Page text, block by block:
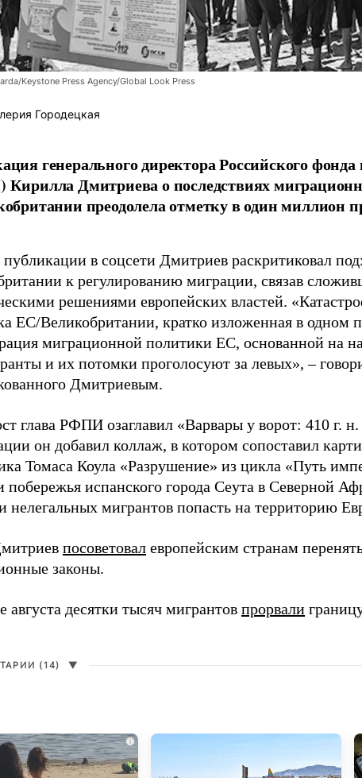
Keystone Press Agency/Global Look Press
Городецкая
генерального директора Российского
Дмитриева о последствиях
преодолела отметку в один миллион
публикации в соцсети Дмитриев раскритиковал
к регулированию миграции, связав
решениями европейских властей.
ЕС/Великобритании, кратко изложенная в одном
миграционной политики ЕС, основанной на
и их потомки проголосуют за левых», –
Дмитриевым.
глава РФПИ озаглавил «Варвары у ворот: 410 г.
он добавил коллаж, в котором сопоставил
Томаса Коула «Разрушение» из цикла «Путь
побережья испанского города Сеута в Северной
нелегальных мигрантов попасть на территорию
посоветовал европейским странам
законы.
августа десятки тысяч мигрантов прорвали
(14) ▼
i